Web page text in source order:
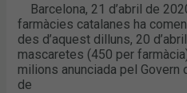
Barcelona, 21 d’abril de
farmàcies catalanes ha
des d’aquest dilluns, 20
mascaretes (450 per
milions anunciada pel Govern
de